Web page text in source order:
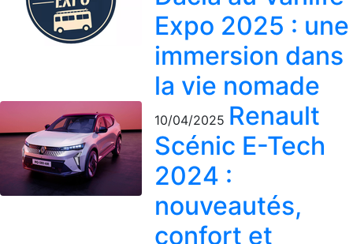
Expo 2025 : une
immersion dans
la vie nomade
10/04/2025 Renault
Scénic E-Tech
2024 :
nouveautés,
confort et